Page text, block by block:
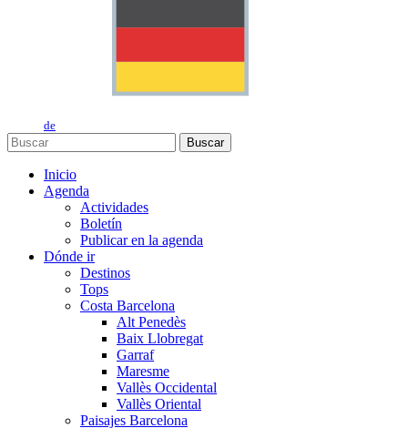
de
Buscar
Inicio
Agenda
Actividades
Boletín
Publicar en la agenda
Dónde ir
Destinos
Tops
Costa Barcelona
Alt Penedès
Baix Llobregat
Garraf
Maresme
Vallès Occidental
Vallès Oriental
Paisajes Barcelona